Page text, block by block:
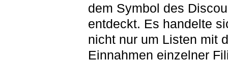
dem Symbol des
entdeckt. Es handelte
nicht nur um Listen mit
Einnahmen einzelner